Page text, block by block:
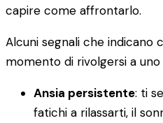
capire come affrontarlo.
Alcuni segnali che indicano
momento di rivolgersi a uno
Ansia persistente: ti
fatichi a rilassarti, il